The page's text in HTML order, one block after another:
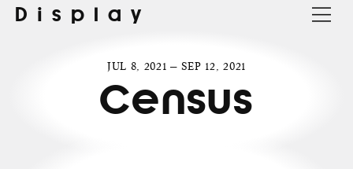
Display
JUL 8, 2021 — SEP 12, 2021
Census